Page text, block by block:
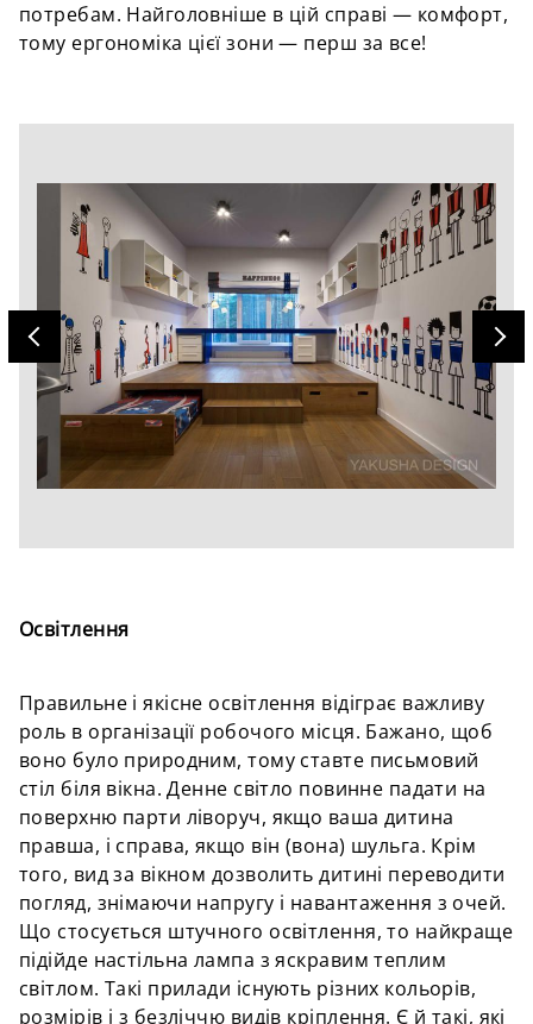
потребам. Найголовніше в цій справі — комфорт,
тому ергономіка цієї зони — перш за все!
Освітлення
Правильне і якісне освітлення відіграє важливу
роль в організації робочого місця. Бажано, щоб
воно було природним, тому ставте письмовий
стіл біля вікна. Денне світло повинне падати на
поверхню парти ліворуч, якщо ваша дитина
правша, і справа, якщо він (вона) шульга. Крім
того, вид за вікном дозволить дитині переводити
погляд, знімаючи напругу і навантаження з очей.
Що стосується штучного освітлення, то найкраще
підійде настільна лампа з яскравим теплим
світлом. Такі прилади існують різних кольорів,
розмірів і з безліччю видів кріплення. Є й такі, які